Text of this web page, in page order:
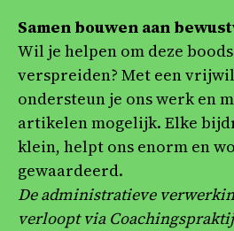
Samen bouwen aan
Wil je helpen om deze
verspreiden? Met een
ondersteun je ons werk en
artikelen mogelijk. Elke
klein, helpt ons enorm en
gewaardeerd.
De administratieve
verloopt via